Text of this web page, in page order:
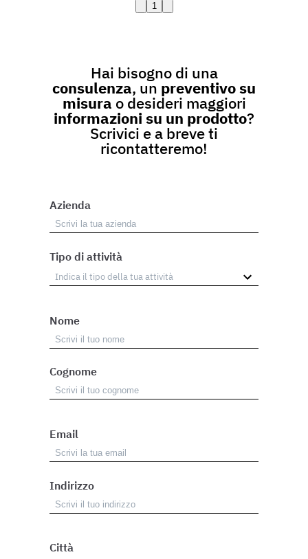
1
Hai bisogno di una
consulenza, un preventivo su
misura o desideri maggiori
informazioni su un prodotto?
Scrivici e a breve ti
ricontatteremo!
Azienda
Tipo di attività
Nome
Cognome
Email
Indirizzo
Città